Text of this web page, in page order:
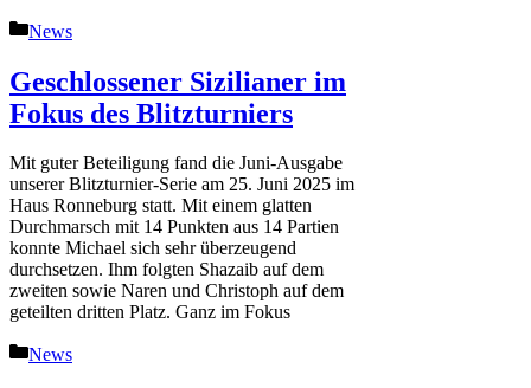
Kategorien
News
Geschlossener Sizilianer im
Fokus des Blitzturniers
Mit guter Beteiligung fand die Juni-Ausgabe
unserer Blitzturnier-Serie am 25. Juni 2025 im
Haus Ronneburg statt. Mit einem glatten
Durchmarsch mit 14 Punkten aus 14 Partien
konnte Michael sich sehr überzeugend
durchsetzen. Ihm folgten Shazaib auf dem
zweiten sowie Naren und Christoph auf dem
geteilten dritten Platz. Ganz im Fokus
Kategorien
News